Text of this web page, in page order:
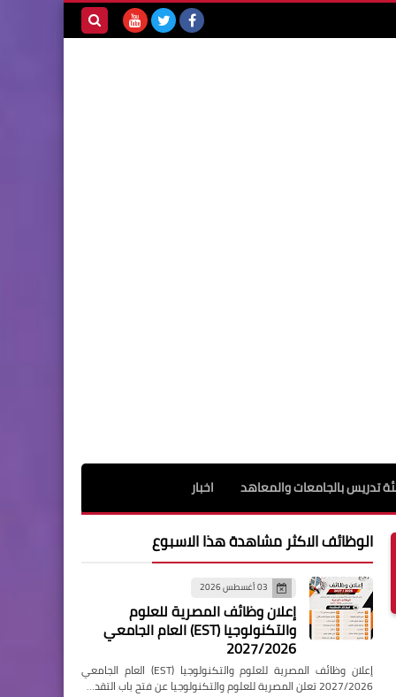
تدريس بالجامعات والمعاهد اخبار
الوظائف الاكثر مشاهدة هذا الاسبوع
03 أغسطس 2026
إعلان وظائف المصرية للعلوم
والتكنولوجيا (EST) العام الجامعي
2027/2026
إعلان وظائف المصرية للعلوم والتكنولوجيا (EST) العام الجامعي
2027/2026 تعلن المصرية للعلوم والتكنولوجيا عن فتح باب التقد…